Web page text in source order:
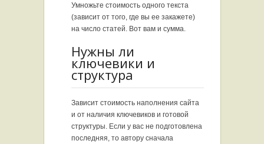
Умножьте стоимость одного текста
(зависит от того, где вы ее закажете)
на число статей. Вот вам и сумма.
Нужны ли
ключевики и
структура
Зависит стоимость наполнения сайта
и от наличия ключевиков и готовой
структуры. Если у вас не подготовлена
последняя, то автору сначала